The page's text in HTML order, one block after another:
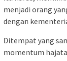
menjadi orang
dengan
Ditempat yang
momentum